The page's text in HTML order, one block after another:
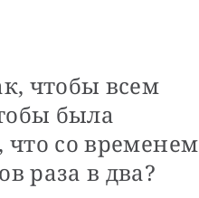
чтобы всем
была
что со временем
раза в два?